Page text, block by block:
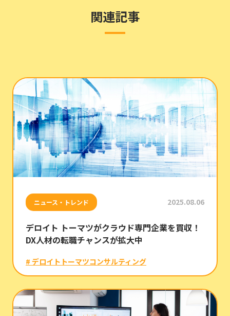
関連記事
ニュース・トレンド 2025.08.06
デロイト トーマツがクラウド専門企業を買収！
DX人材の転職チャンスが拡大中
# デロイトトーマツコンサルティング